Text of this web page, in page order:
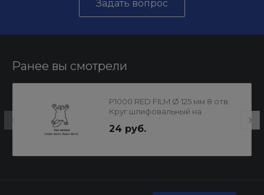
Задать вопрос
Ранее вы смотрели
P1000 RED FILM Ø 125 мм 8 отв.
Круг шлифовальный на
24 руб.